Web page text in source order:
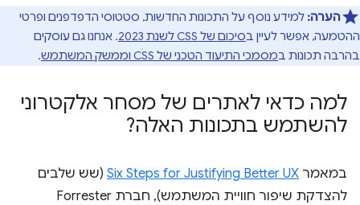
הערה: למידע נוסף על התכונות החדשות, סטטוסי הדפדפנים ופרטי
ההטמעה, אפשר לעיין בסיכום של CSS לשנת 2023
. אנחנו גם עוסקים
בהרבה תכונות במסמכי התיעוד הטכני של CSS וממשק המשתמש .
למה כדאי לאתרים של מסחר אלקטרוני
להשתמש בתכונות האלה?
במאמר Six Steps for Justifying Better UX (שש שלבים
להצדקת שיפור חוויית המשתמש), חברת Forrester